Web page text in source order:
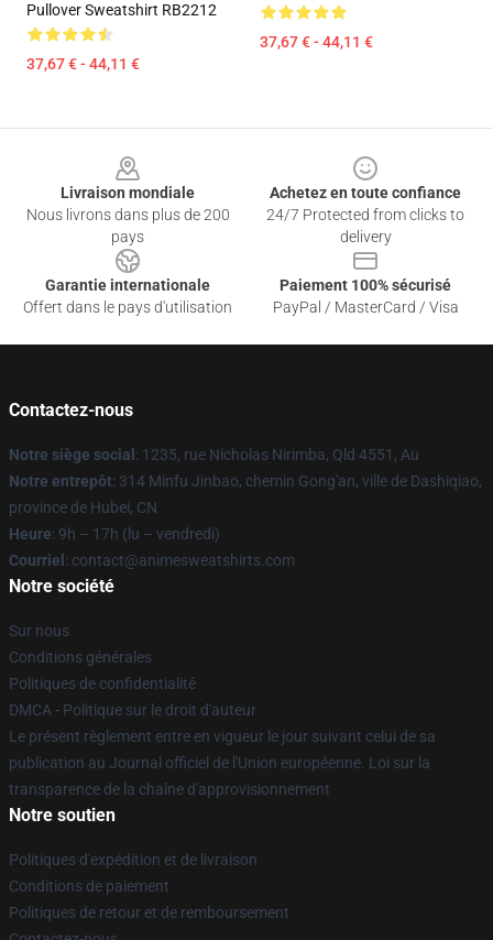
Pullover Sweatshirt RB2212
37,67 € - 44,11 €
37,67 € - 44,11 €
Livraison mondiale
Nous livrons dans plus de 200
pays
Achetez en toute confiance
24/7 Protected from clicks to
delivery
Garantie internationale
Offert dans le pays d'utilisation
Paiement 100% sécurisé
PayPal / MasterCard / Visa
Contactez-nous
Notre siège social : 1235, rue Nicholas Nirimba, Qld 4551, Au
Notre entrepôt: 314 Minfu Jinbao, chemin Gong'an, ville de Dashiqiao,
province de Hubei, CN
Heure: 9h – 17h (lu – vendredi)
Courriel : contact@animesweatshirts.com
Notre société
Sur nous
Conditions générales
Politiques de confidentialité
DMCA - Politique sur le droit d'auteur
Le présent règlement entre en vigueur le jour suivant celui de sa
publication au Journal officiel de l'Union européenne. Loi sur la
transparence de la chaîne d'approvisionnement
Notre soutien
Politiques d'expédition et de livraison
Conditions de paiement
Politiques de retour et de remboursement